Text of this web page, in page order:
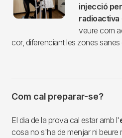
injecció
radioactiva
veure com
cor, diferenciant les zones sanes
Com cal preparar-se?
El dia de la prova cal estar amb l'
cosa no s'ha de menjar ni beure